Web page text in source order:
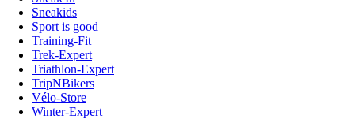
Sneakids
Sport is good
Training-Fit
Trek-Expert
Triathlon-Expert
TripNBikers
Vélo-Store
Winter-Expert